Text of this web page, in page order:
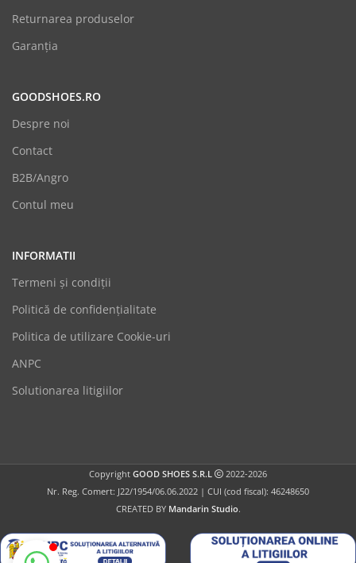
Returnarea produselor
Garanția
GOODSHOES.RO
Despre noi
Contact
B2B/Angro
Contul meu
INFORMATII
Termeni şi condiții
Politică de confidențialitate
Politica de utilizare Cookie-uri
ANPC
Solutionarea litigiilor
Copyright GOOD SHOES S.R.L
2022-2026
Nr. Reg. Comert: J22/1954/06.06.2022 | CUI (cod fiscal): 46248650
CREATED BY Mandarin Studio.